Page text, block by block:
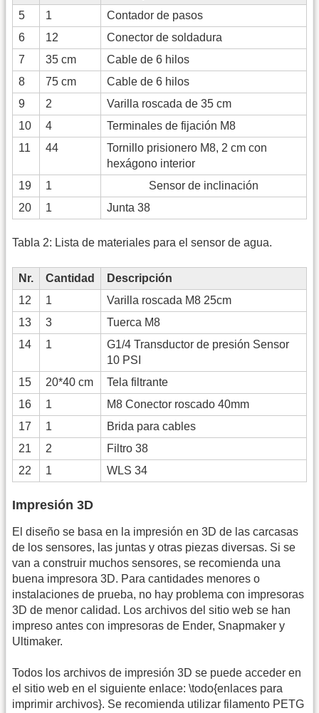
5
1
Contador de pasos
6
12
Conector de soldadura
7
35 cm
Cable de 6 hilos
8
75 cm
Cable de 6 hilos
9
2
Varilla roscada de 35 cm
10
4
Terminales de fijación M8
11
44
Tornillo prisionero M8, 2 cm con
hexágono interior
19
1
Sensor de inclinación
20
1 Junta 38
Tabla 2: Lista de materiales para el sensor de agua.
Nr. Cantidad
Descripción
12
1
Varilla roscada M8 25cm
13
3
Tuerca M8
14
1
G1/4 Transductor de presión Sensor
10 PSI
15
20*40 cm
Tela filtrante
16
1
M8 Conector roscado 40mm
17
1
Brida para cables
21
2
Filtro 38
22
1 WLS 34
Impresión 3D
El diseño se basa en la impresión en 3D de las carcasas
de los sensores, las juntas y otras piezas diversas. Si se
van a construir muchos sensores, se recomienda una
buena impresora 3D. Para cantidades menores o
instalaciones de prueba, no hay problema con impresoras
3D de menor calidad. Los archivos del sitio web se han
impreso antes con impresoras de Ender, Snapmaker y
Ultimaker.
Todos los archivos de impresión 3D se puede acceder en
el sitio web en el siguiente enlace: \todo{enlaces para
imprimir archivos}. Se recomienda utilizar filamento PETG